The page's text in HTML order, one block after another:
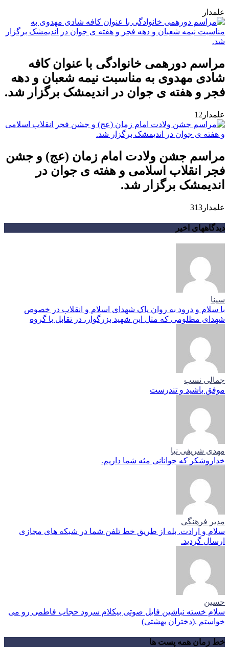
علمدار
مراسم دورهمی خانوادگی با عنوان کافه
شادی مهدوی به مناسبت نیمه شعبان و دهه
فجر و هفته ی جوان در اندیمشک برگزار شد.
علمدار12
مراسم جشن ولادت امام زمان (عج) و جشن
فجر انقلاب اسلامی و هفته ی جوان در
اندیمشک برگزار شد.
علمدار313
دیدگاههای اخیر
سینا
با سلام و درود به روان پاک شهدای اسلام و انقلاب در خصوص
شهدای مظلومی که مثل این شهید بزرگوار، در تقابل با گروه
جمالی نسب
موفق باشید و تندرست
مهدی شریفی نیا
خداروشکر که جوانانی مثه شما داریم.
مدیر فرهنگی
سلام و ارادت. بله از طریق خط تلفن شما در شبکه های مجازی
ارسال گردید.
حسین
سلام خسته نباشین فایل صوتی بیکلام سرود حجاب فاطمی رو می
خواستم .(دختران بهشتی)
خط زمان همه پست ها